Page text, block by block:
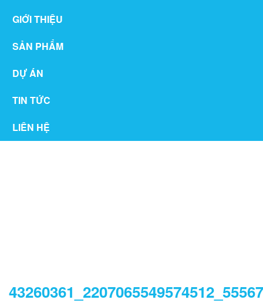
GIỚI THIỆU
SẢN PHẨM
DỰ ÁN
TIN TỨC
LIÊN HỆ